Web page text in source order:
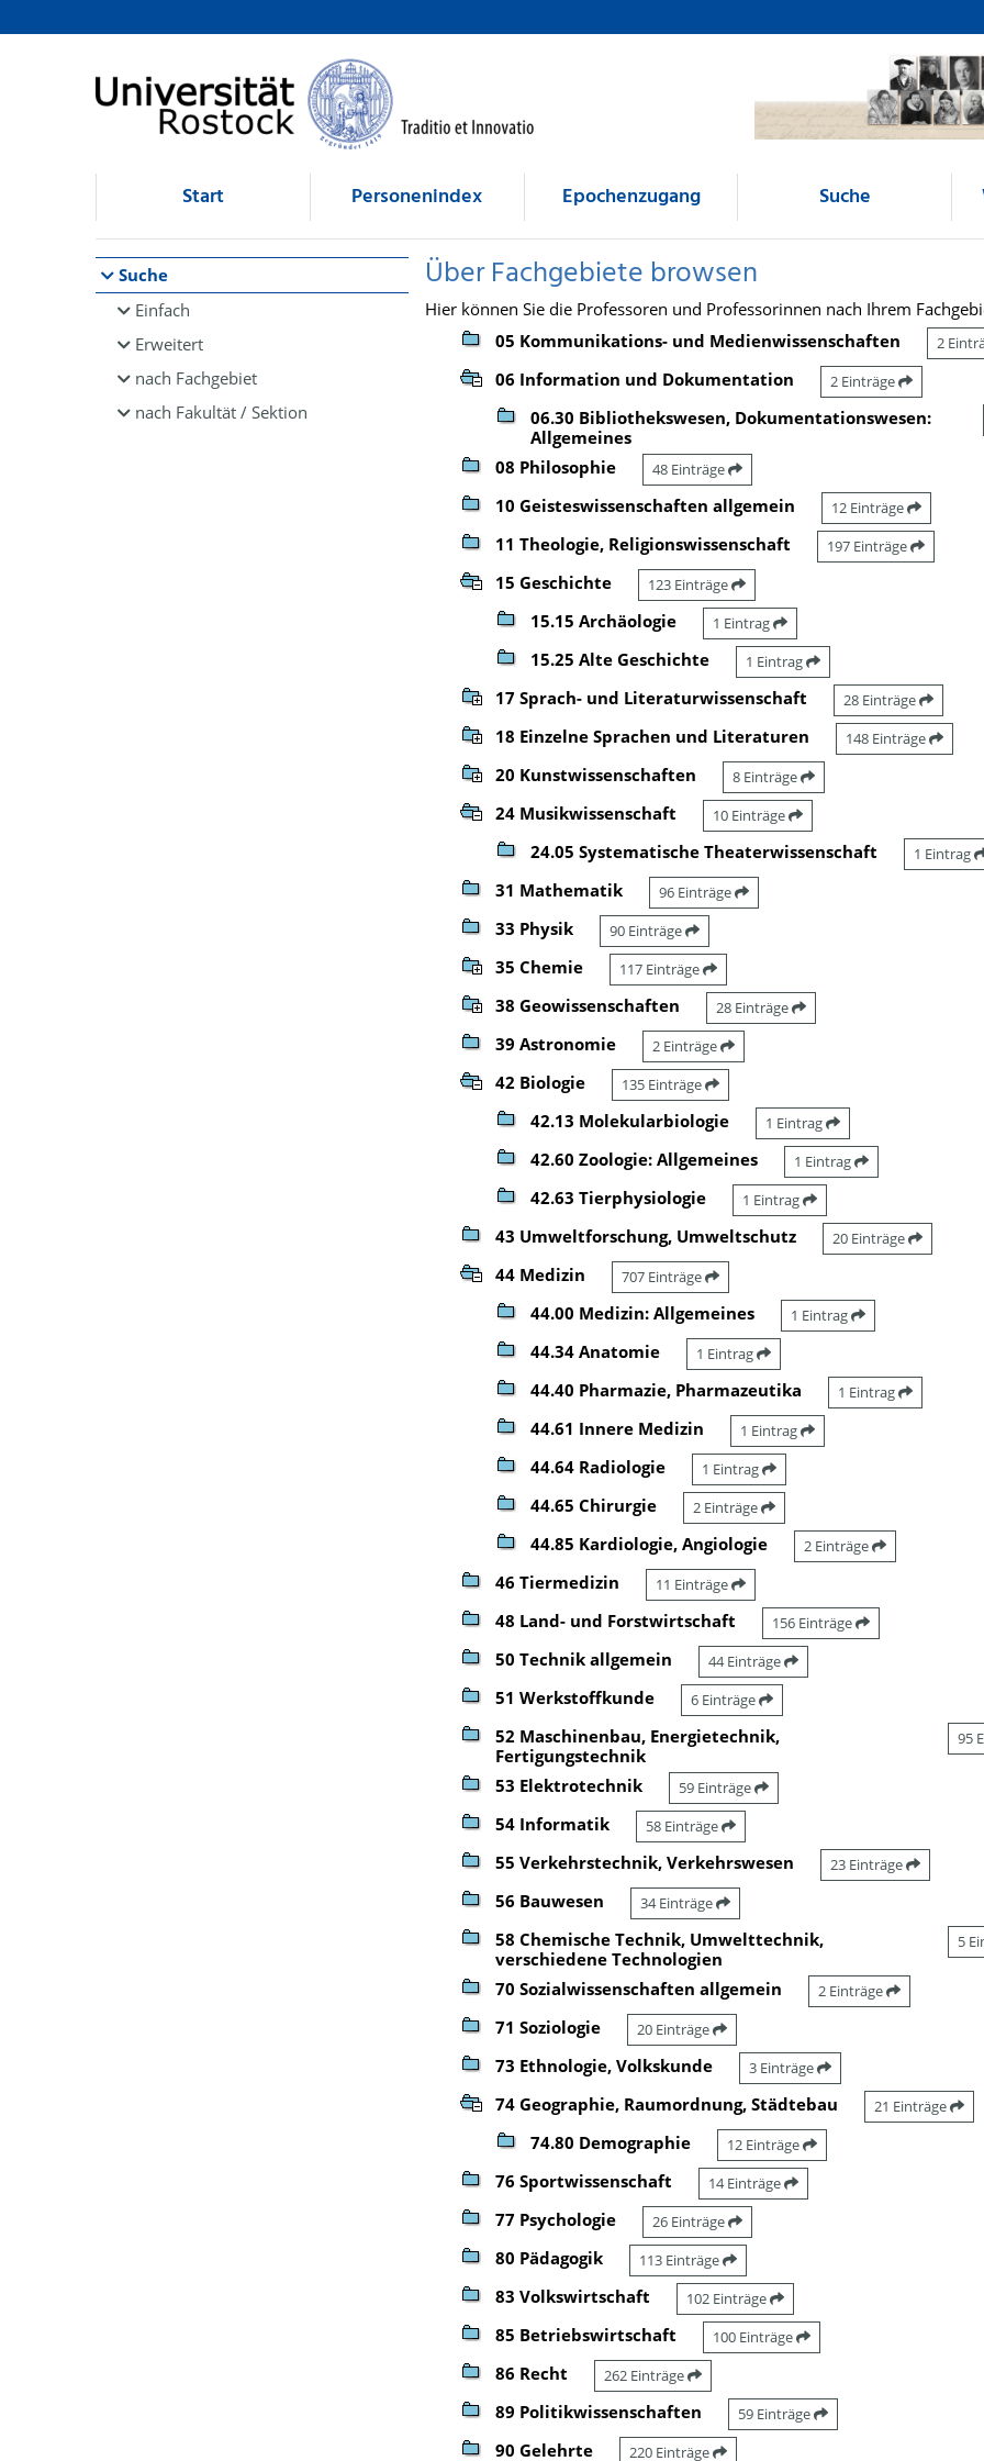
Browsen
direkt zum Inhalt
Start Personenindex Epochenzugang Suche
Suche
Einfach
Erweitert
nach Fachgebiet
nach Fakultät / Sektion
Über Fachgebiete browsen
Hier können Sie die Professoren und Professorinnen nach Ihrem
05 Kommunikations- und Medienwissenschaften
2
06 Information und Dokumentation 2 Einträge
06.30 Bibliothekswesen, Dokumentationswesen:
Allgemeines
08 Philosophie 48 Einträge
10 Geisteswissenschaften allgemein 12 Einträge
11 Theologie, Religionswissenschaft 197 Einträge
15 Geschichte 123 Einträge
15.15 Archäologie 1 Eintrag
15.25 Alte Geschichte 1 Eintrag
17 Sprach- und Literaturwissenschaft 28 Einträge
18 Einzelne Sprachen und Literaturen 148 Einträge
20 Kunstwissenschaften 8 Einträge
24 Musikwissenschaft 10 Einträge
24.05 Systematische Theaterwissenschaft 1 Eintrag
31 Mathematik 96 Einträge
33 Physik 90 Einträge
35 Chemie 117 Einträge
38 Geowissenschaften 28 Einträge
39 Astronomie 2 Einträge
42 Biologie 135 Einträge
42.13 Molekularbiologie 1 Eintrag
42.60 Zoologie: Allgemeines 1 Eintrag
42.63 Tierphysiologie 1 Eintrag
43 Umweltforschung, Umweltschutz 20 Einträge
44 Medizin 707 Einträge
44.00 Medizin: Allgemeines 1 Eintrag
44.34 Anatomie 1 Eintrag
44.40 Pharmazie, Pharmazeutika 1 Eintrag
44.61 Innere Medizin 1 Eintrag
44.64 Radiologie 1 Eintrag
44.65 Chirurgie 2 Einträge
44.85 Kardiologie, Angiologie 2 Einträge
46 Tiermedizin 11 Einträge
48 Land- und Forstwirtschaft 156 Einträge
50 Technik allgemein 44 Einträge
51 Werkstoffkunde 6 Einträge
52 Maschinenbau, Energietechnik,
Fertigungstechnik
95
53 Elektrotechnik 59 Einträge
54 Informatik 58 Einträge
55 Verkehrstechnik, Verkehrswesen 23 Einträge
56 Bauwesen 34 Einträge
58 Chemische Technik, Umwelttechnik,
verschiedene Technologien
5
70 Sozialwissenschaften allgemein 2 Einträge
71 Soziologie 20 Einträge
73 Ethnologie, Volkskunde 3 Einträge
74 Geographie, Raumordnung, Städtebau 21 Einträge
74.80 Demographie 12 Einträge
76 Sportwissenschaft 14 Einträge
77 Psychologie 26 Einträge
80 Pädagogik 113 Einträge
83 Volkswirtschaft 102 Einträge
85 Betriebswirtschaft 100 Einträge
86 Recht 262 Einträge
89 Politikwissenschaften 59 Einträge
90 Gelehrte 220 Einträge